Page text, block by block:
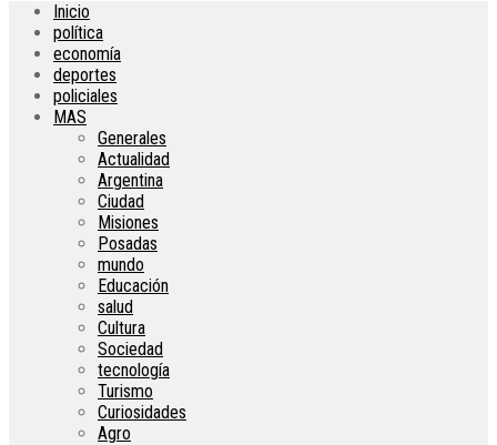
Inicio
política
economía
deportes
policiales
MAS
Generales
Actualidad
Argentina
Ciudad
Misiones
Posadas
mundo
Educación
salud
Cultura
Sociedad
tecnología
Turismo
Curiosidades
Agro